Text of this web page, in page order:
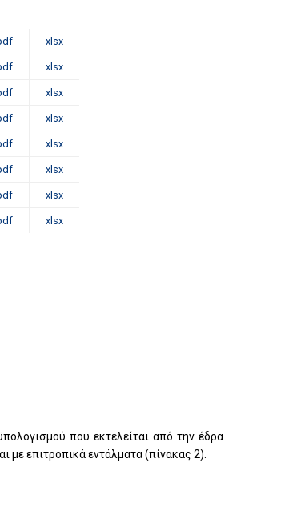
xlsx
xlsx
xlsx
xlsx
xlsx
xlsx
xlsx
xlsx
που εκτελείται από την έδρα
με επιτροπικά εντάλματα (πίνακας 2).